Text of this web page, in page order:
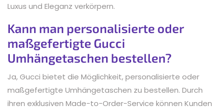
Luxus und Eleganz verkörpern.
Kann man personalisierte oder
maßgefertigte Gucci
Umhängetaschen bestellen?
Ja, Gucci bietet die Möglichkeit, personalisierte oder
maßgefertigte Umhängetaschen zu bestellen. Durch
ihren exklusiven Made-to-Order-Service können Kunden